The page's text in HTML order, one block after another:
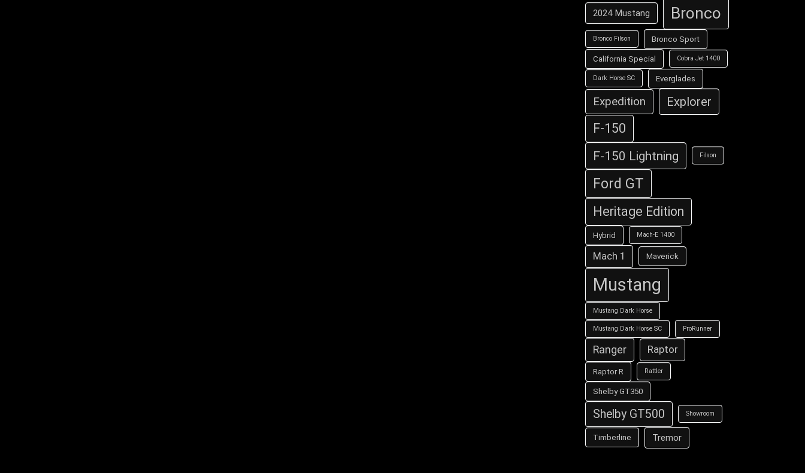
2024 Mustang Bronco
Bronco Filson Bronco Sport
California Special Cobra Jet 1400
Dark Horse SC Everglades
Expedition Explorer
F-150
F-150 Lightning
Filson
Ford GT
Heritage Edition
Hybrid Mach-E 1400
Mach 1 Maverick
Mustang
Mustang Dark Horse
Mustang Dark Horse SC ProRunner
Ranger Raptor
Raptor R Rattler
Shelby GT350
Shelby GT500 Showroom
Timberline Tremor